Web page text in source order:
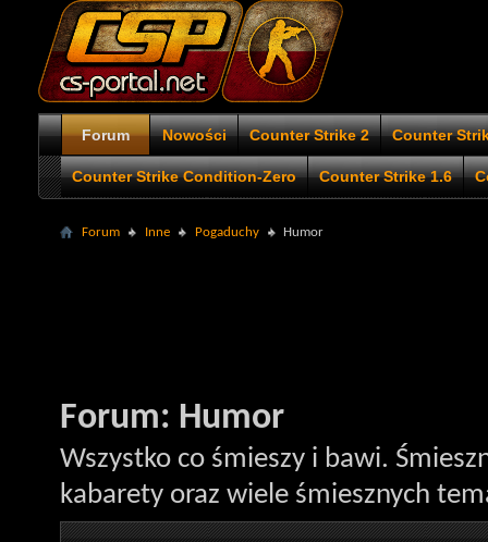
Forum Nowości Counter Strike 2 Counter
Counter Strike Condition-Zero Counter Strike 1.6
Forum Inne Pogaduchy Humor
Forum: Humor
Wszystko co śmieszy i bawi.
kabarety oraz wiele śmiesznych